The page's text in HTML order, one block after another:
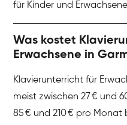
für Kinder und
Was kostet
Erwachsene in
Klavierunterricht für
meist zwischen 27 € und
85 € und 210 € pro